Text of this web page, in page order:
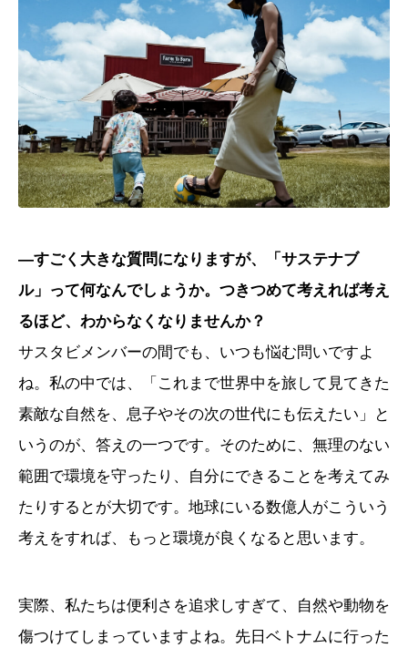
―すごく大きな質問になりますが、「サステナブ
ル」って何なんでしょうか。つきつめて考えれば考え
るほど、わからなくなりませんか？
サスタビメンバーの間でも、いつも悩む問いですよ
ね。私の中では、「これまで世界中を旅して見てきた
素敵な自然を、息子やその次の世代にも伝えたい」と
いうのが、答えの一つです。そのために、無理のない
範囲で環境を守ったり、自分にできることを考えてみ
たりするとが大切です。地球にいる数億人がこういう
考えをすれば、もっと環境が良くなると思います。
実際、私たちは便利さを追求しすぎて、自然や動物を
傷つけてしまっていますよね。先日ベトナムに行った